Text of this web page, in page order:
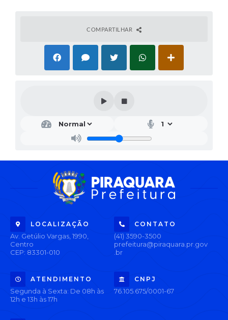
COMPARTILHAR
LOCALIZAÇÃO
Av. Getúlio Vargas, 1990,
Centro
CEP: 83301-010
CONTATO
(41) 3590-3500
prefeitura@piraquara.pr.gov
.br
ATENDIMENTO
Segunda à Sexta: De 08h às
12h e 13h às 17h
CNPJ
76.105.675/0001-67